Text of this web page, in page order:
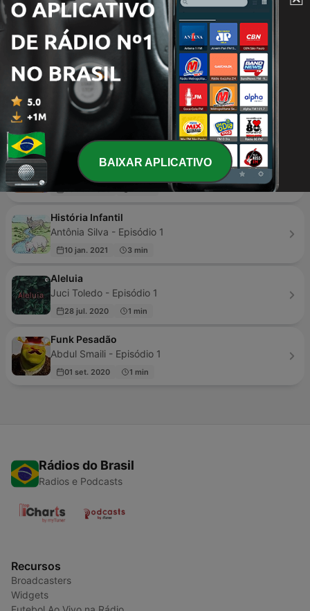
10 jun. 2022 42 min
Relax
Yen - Episódio 1
25 nov. 2021
Café Globo
MVS Radio - Episódio 1720
Renascença - Só mais uma estória
Renascença - Episódio 86
História Infantil
Antônia Silva - Episódio 1
10 jan. 2021 3 min
Aleluia
Juci Toledo - Episódio 1
28 jul. 2020 1 min
Funk Pesadão
Abdul Smaili - Episódio 1
01 set. 2020 1 min
Rádios do Brasil
Radios e Podcasts
Recursos
Broadcasters
Widgets
BAIXAR APLICATIVO